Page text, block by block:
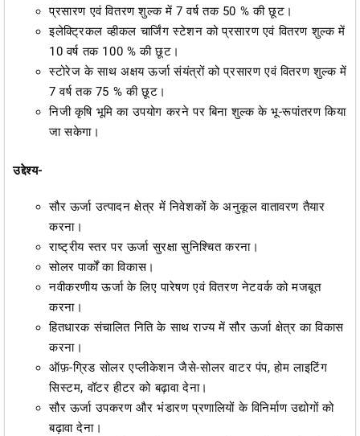
प्रसारण एवं वितरण शुल्क में 7 वर्ष तक 50 % की छूट।
इलेक्ट्रिकल व्हीकल चार्जिंग स्टेशन को प्रसारण एवं वितरण शुल्क में
10 वर्ष तक 100 % की छूट।
स्टोरेज के साथ अक्षय ऊर्जा संयंत्रों को प्रसारण एवं वितरण शुल्क में
7 वर्ष तक 75 % की छूट।
निजी कृषि भूमि का उपयोग करने पर बिना शुल्क के भू-रूपांतरण किया
जा सकेगा।
उद्देश्य-
सौर ऊर्जा उत्पादन क्षेत्र में निवेशकों के अनुकूल वातावरण तैयार
करना।
राष्ट्रीय स्तर पर ऊर्जा सुरक्षा सुनिश्चित करना।
सोलर पार्कों का विकास।
नवीकरणीय ऊर्जा के लिए पारेषण एवं वितरण नेटवर्क को मजबूत
करना।
हितधारक संचालित निति के साथ राज्य में सौर ऊर्जा क्षेत्र का विकास
करना।
ऑफ़-ग्रिड सोलर एप्लीकेशन जैसे-सोलर वाटर पंप, होम लाइटिंग
सिस्टम, वॉटर हीटर को बढ़ावा देना।
सौर ऊर्जा उपकरण और भंडारण प्रणालियों के विनिर्माण उद्योगों को
बढ़ावा देना।